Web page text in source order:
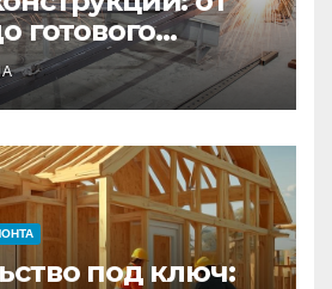
готового
полный
гид
под ключ: